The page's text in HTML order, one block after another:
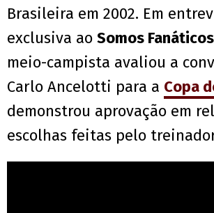
Brasileira em 2002. Em
exclusiva ao Somos
meio-campista avaliou a
Carlo Ancelotti para a Copa
demonstrou aprovação em
escolhas feitas pelo